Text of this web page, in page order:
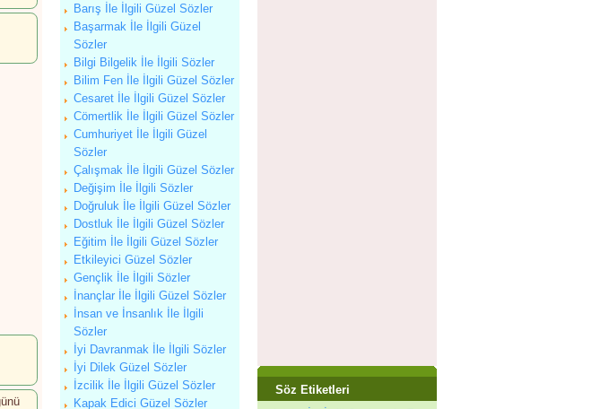
Barış İle İlgili Güzel Sözler
Başarmak İle İlgili Güzel
Sözler
Bilgi Bilgelik İle İlgili Sözler
Bilim Fen İle İlgili Güzel Sözler
Cesaret İle İlgili Güzel Sözler
Cömertlik İle İlgili Güzel Sözler
Cumhuriyet İle İlgili Güzel
Sözler
Çalışmak İle İlgili Güzel Sözler
Değişim İle İlgili Sözler
Doğruluk İle İlgili Güzel Sözler
Dostluk İle İlgili Güzel Sözler
Eğitim İle İlgili Güzel Sözler
Etkileyici Güzel Sözler
Gençlik İle İlgili Sözler
İnançlar İle İlgili Güzel Sözler
İnsan ve İnsanlık İle İlgili
Sözler
İyi Davranmak İle İlgili Sözler
İyi Dilek Güzel Sözler
İzcilik İle İlgili Güzel Sözler
Kapak Edici Güzel Sözler
Söz Etiketleri